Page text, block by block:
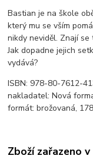
Bastian je na škole
který mu se vším
nikdy neviděl. Znají
Jak dopadne jejich
vydává?
ISBN: 978-80-7612-
nakladatel: Nová
formát: brožovaná,
Zboží zařazeno